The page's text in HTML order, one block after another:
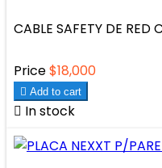
CABLE SAFETY DE RED
Price$18,000
 Add to cart
 In stock